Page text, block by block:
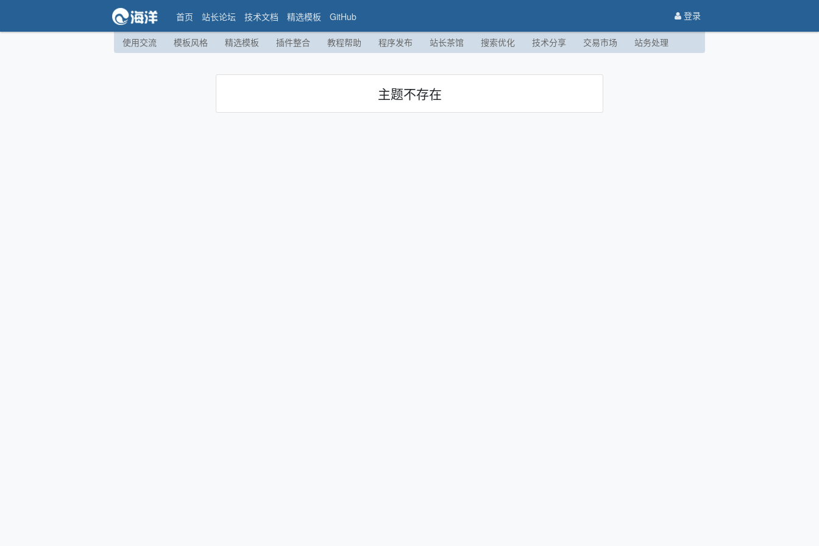
首页 站长论坛 技术文档 精选模板 GitHub 登录
使用交流 模板风格 精选模板 插件整合 教程帮助 程序发布 站长茶馆 搜索优化 技术分享 交易市场 站务处理
主题不存在